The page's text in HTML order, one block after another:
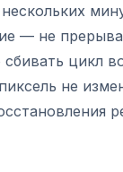
— не
цикл
не